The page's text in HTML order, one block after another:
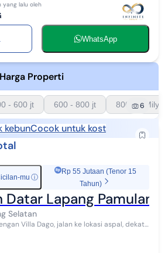
yang lalu oleh
WhatsApp
Properti
- 600 jt 600 - 800 jt 800 - 1 Milyar
6
kebunCocok untuk kost
mu ⓘ
Rp 55 Jutaan (Tenor 15
Tahun)
Datar Lapang Pamulang
Selatan
Villa Dago, jalan ke lokasi aspal, dekat